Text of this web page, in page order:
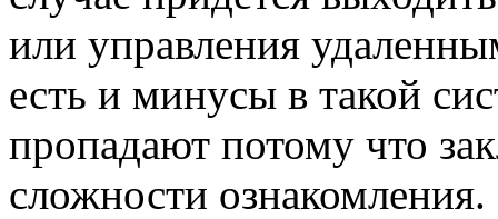
или управления
есть и минусы в такой
пропадают потому что
сложности ознакомления.